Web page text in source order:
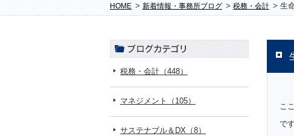
HOME > 新着情報・事務所ブログ > 税務・会計 > 生
こ
で
税務・会計（448）
マネジメント（105）
サステナブル＆DX（8）